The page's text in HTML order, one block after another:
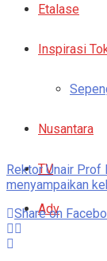
Etalase
Inspirasi
Nusantara
TV
Adv
Rektor Unair Prof
menyampaikan
Share on